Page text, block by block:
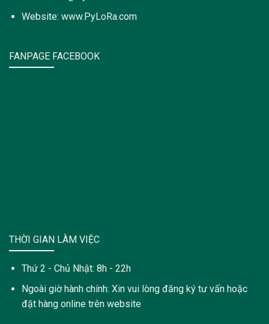
Website: www.PyLoRa.com
FANPAGE FACEBOOK
THỜI GIAN LÀM VIỆC
Thứ 2 - Chủ Nhật: 8h - 22h
Ngoài giờ hành chính: Xin vui lòng đăng ký tư vấn hoặc
đặt hàng online trên website